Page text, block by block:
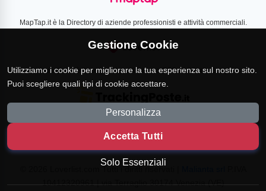
MapTap.it è la Directory di aziende professionisti e attività commerciali.
Loverlist.com è il comparatore di prezzo CSS certificato Google
10412320961 | via Terraglio 30174 Venezia (VE)
Gestione Cookie
Utilizziamo i cookie per migliorare la tua esperienza sul nostro sito.
Puoi scegliere quali tipi di cookie accettare.
Personalizza
Accetta Tutti
Solo Essenziali